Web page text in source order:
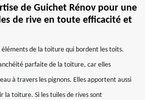
de Guichet Rénov pour une
de rive en toute efficacité et
éléments de la toiture qui bordent les toits.
parfaite de la toiture, car elles
à travers les pignons. Elles apportent aussi
la toiture. Si les tuiles de rives sont